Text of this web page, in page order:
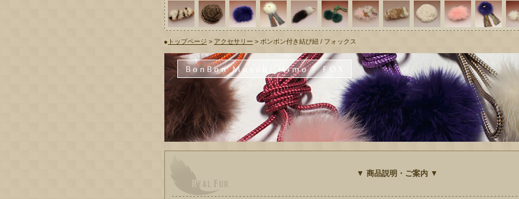
● トップページ > アクセサリー > ボンボン付き結び紐 / フォックス
▼ 商品説明・ご案内 ▼